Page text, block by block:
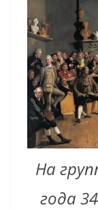
На
года